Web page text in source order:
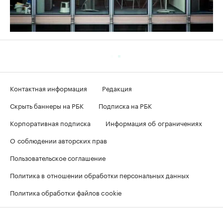
Контактная информация
Редакция
Скрыть баннеры на РБК
Подписка на РБК
Корпоративная подписка
Информация об ограничениях
О соблюдении авторских прав
Пользовательское соглашение
Политика в отношении обработки персональных данных
Политика обработки файлов cookie